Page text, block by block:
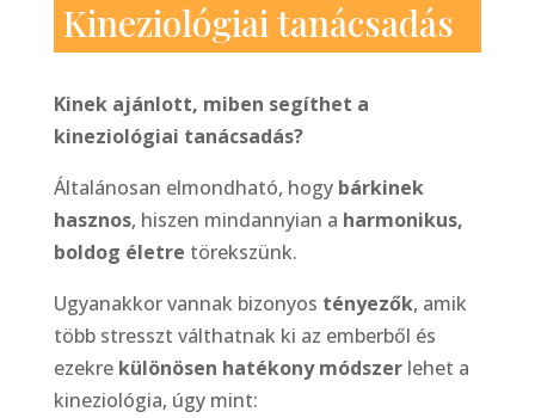
Kineziológiai tanácsadás
Kinek ajánlott, miben segíthet a
kineziológiai tanácsadás?
Általánosan elmondható, hogy bárkinek
hasznos, hiszen mindannyian a harmonikus,
boldog életre törekszünk.
Ugyanakkor vannak bizonyos tényezők, amik
több stresszt válthatnak ki az emberből és
ezekre különösen hatékony módszerlehet a
kineziológia, úgy mint: